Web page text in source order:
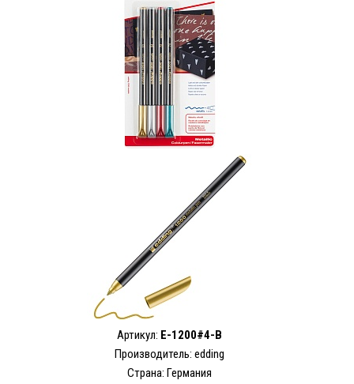
Артикул: E-1200#4-B
Производитель: edding
Страна: Германия